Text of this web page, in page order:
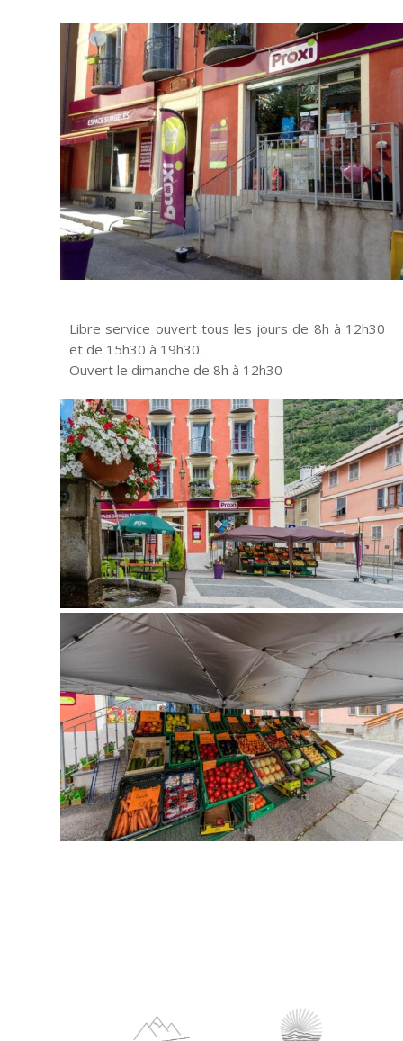
Libre service ouvert tous les jours de 8h à 12h30
et de 15h30 à 19h30.
Ouvert le dimanche de 8h à 12h30